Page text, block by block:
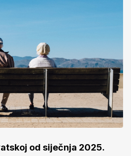
od siječnja 2025.